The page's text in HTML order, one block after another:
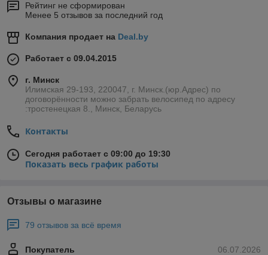
Рейтинг не сформирован
Менее 5 отзывов за последний год
Компания продает на Deal.by
Работает с 09.04.2015
г. Минск
Илимская 29-193, 220047, г. Минск.(юр.Адрес) по
договорённости можно забрать велосипед по адресу
:тростенецкая 8., Минск, Беларусь
Контакты
Сегодня работает с 09:00 до 19:30
Показать весь график работы
Отзывы о магазине
79 отзывов за всё время
06.07.2026
Покупатель